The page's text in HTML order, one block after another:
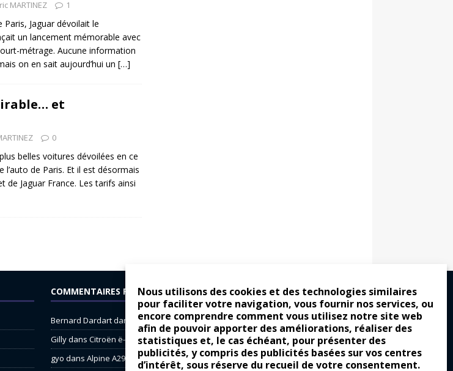
Nous utilisons des cookies et des technologies similaires
pour faciliter votre navigation, vous fournir nos services, ou
encore comprendre comment vous utilisez notre site web
afin de pouvoir apporter des améliorations, réaliser des
statistiques et, le cas échéant, pour présenter des
publicités, y compris des publicités basées sur vos centres
d’intérêt, sous réserve du recueil de votre consentement.
MARTINEZ 1
Paris, Jaguar dévoilait le
un lancement mémorable avec
métrage. Aucune information
on en sait aujourd’hui un […]
et
0
belles voitures dévoilées en ce
de Paris. Et il est désormais
de Jaguar France. Les tarifs ainsi
COMMENTAIRES RÉCENTS
Bernard Dardartdans
Dacia Sandero : pour les gens vrais
Gillydans Citroën ë-C3 : la révolution a commencé
gyo dans Alpine A290 : L’irrésistible attraction de la légèreté